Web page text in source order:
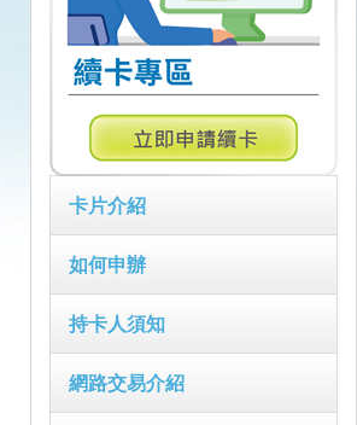
卡片介紹
如何申辦
持卡人須知
網路交易介紹